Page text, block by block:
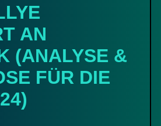
AN
(ANALYSE &
FÜR DIE